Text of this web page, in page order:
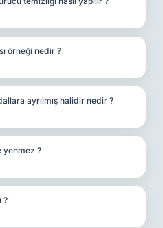
örneği nedir ?
ayrılmış halidir nedir ?
yenmez ?
?